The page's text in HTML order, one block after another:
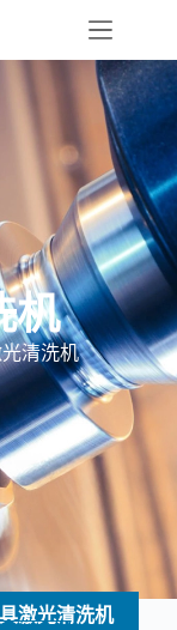
机
清洗机
激光清洗机